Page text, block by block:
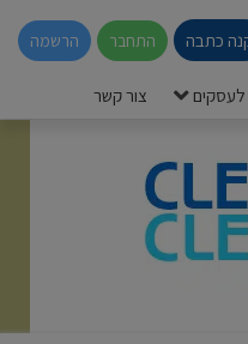
כתבה התחבר הרשמה
לעסקים צור קשר